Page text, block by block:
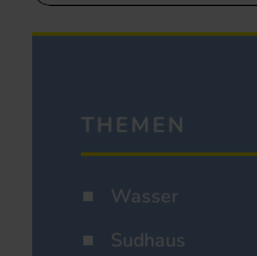
THEMEN
Wasser
Sudhaus